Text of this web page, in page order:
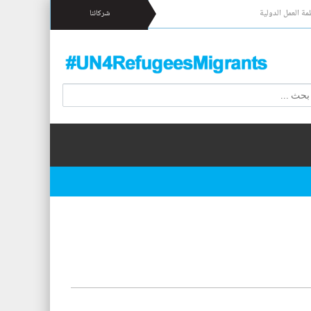
العمل الدولية شركائنا